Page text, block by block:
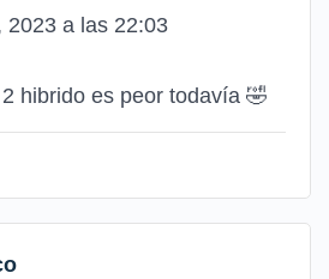
2023 a las 22:03
hibrido es peor todavía 🤣